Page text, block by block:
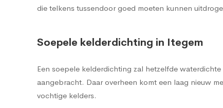
die telkens tussendoor goed moeten kunnen
Soepele kelderdichting in Itegem
Een soepele kelderdichting zal hetzelfde
aangebracht. Daar overheen komt een laag nieuw
vochtige kelders.